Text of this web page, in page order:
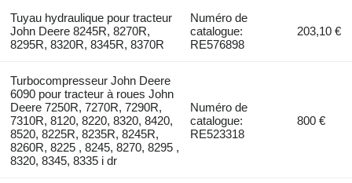
Tuyau hydraulique pour tracteur
John Deere 8245R, 8270R,
8295R, 8320R, 8345R, 8370R
Numéro de
catalogue:
RE576898
203,10 €
Turbocompresseur John Deere
6090 pour tracteur à roues John
Deere 7250R, 7270R, 7290R,
7310R, 8120, 8220, 8320, 8420,
8520, 8225R, 8235R, 8245R,
8260R, 8225 , 8245, 8270, 8295 ,
8320, 8345, 8335 i dr
Numéro de
catalogue:
RE523318
800 €